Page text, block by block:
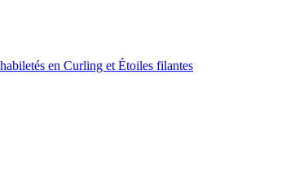
en Curling et Étoiles filantes